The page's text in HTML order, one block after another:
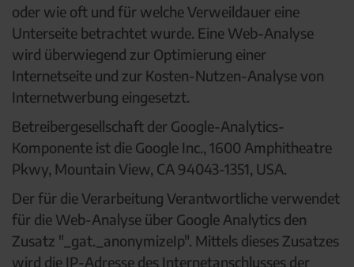
oder wie oft und für welche Verweildauer eine
Unterseite betrachtet wurde. Eine Web-Analyse
wird überwiegend zur Optimierung einer
Internetseite und zur Kosten-Nutzen-Analyse von
Internetwerbung eingesetzt.
Betreibergesellschaft der Google-Analytics-
Komponente ist die Google Inc., 1600 Amphitheatre
Pkwy, Mountain View, CA 94043-1351, USA.
Der für die Verarbeitung Verantwortliche verwendet
für die Web-Analyse über Google Analytics den
Zusatz "_gat._anonymizeIp". Mittels dieses Zusatzes
wird die IP-Adresse des Internetanschlusses der